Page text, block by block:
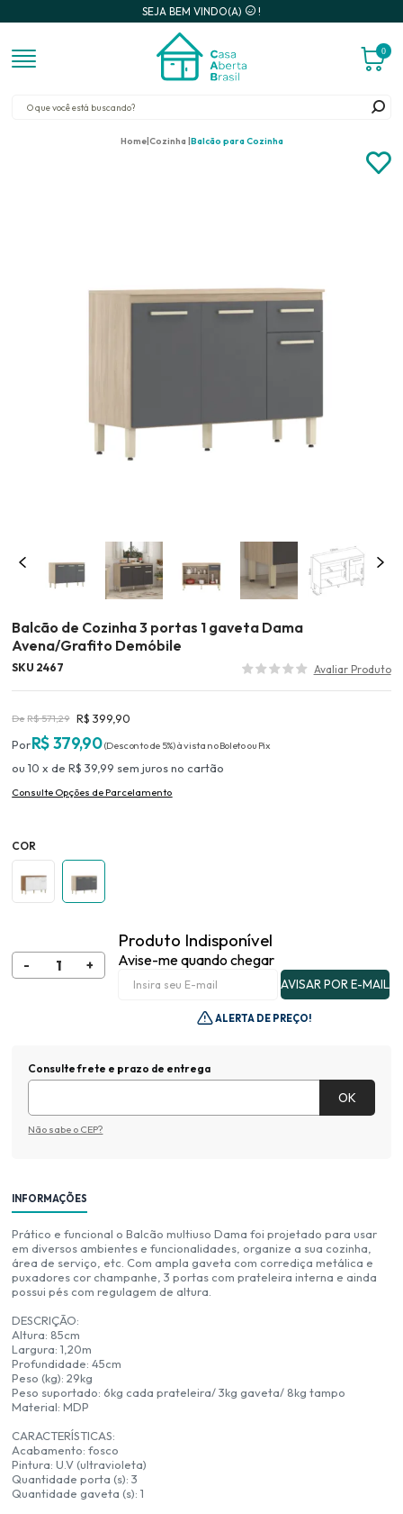
SEJA BEM VINDO(A) !
0
Home Cozinha Balcão para Cozinha
Balcão de Cozinha 3 portas 1 gaveta Dama
Avena/Grafito Demóbile
SKU 2467
R$ 571,29 R$ 399,90
R$ 379,90(Descontode 5%)
10 x de R$ 39,99 sem juros no
COR
Produto Indisponível
Avise-me quando chegar
ALERTA DE PREÇO!
Consulte frete e prazo de entrega
Não sabe o CEP?
INFORMAÇÕES
Prático e funcional o Balcão multiuso Dama foi projetado para usar
em diversos ambientes e funcionalidades, organize a sua cozinha,
área de serviço, etc. Com ampla gaveta com corrediça metálica e
puxadores cor champanhe, 3 portas com prateleira interna e ainda
possui pés com regulagem de altura.
DESCRIÇÃO:
Altura: 85cm
Largura: 1,20m
Profundidade: 45cm
Peso (kg): 29kg
Peso suportado: 6kg cada prateleira/ 3kg gaveta/ 8kg tampo
Material: MDP
CARACTERÍSTICAS:
Acabamento: fosco
Pintura: U.V (ultravioleta)
Quantidade porta (s): 3
Quantidade gaveta (s): 1